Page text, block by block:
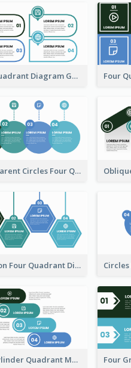
Four Quadrant Diagram Grid
Transparent Circles Four Quadrant Model
Hexagon Four Quadrant Diagram
Four Cylinder Quadrant Model